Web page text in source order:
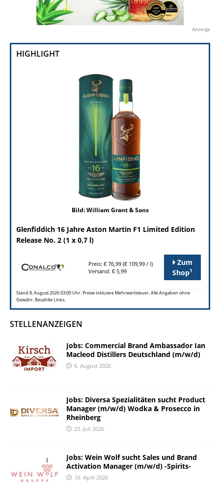
Anzeige
HIGHLIGHT
Bild: William Grant & Sons
Glenfiddich 16 Jahre Aston Martin F1 Limited Edition
Release No. 2 (1 x 0,7 l)
Preis: € 76,99 (€ 109,99 / l)
Versand: € 5,99
Zum
Shop1
Stand 8. August 2026 03:00 Uhr. Preise inklusive Mehrwertsteuer. Alle Angaben ohne
Gewähr. Bezahlte Links.
STELLENANZEIGEN
Jobs: Commercial Brand Ambassador Ian
Macleod Distillers Deutschland (m/w/d)
6. August 2026
Jobs: Diversa Spezialitäten sucht Product
Manager (m/w/d) Wodka & Prosecco in
Rheinberg
23. Juli 2026
Jobs: Wein Wolf sucht Sales und Brand
Activation Manager (m/w/d) -Spirits-
10. April 2026